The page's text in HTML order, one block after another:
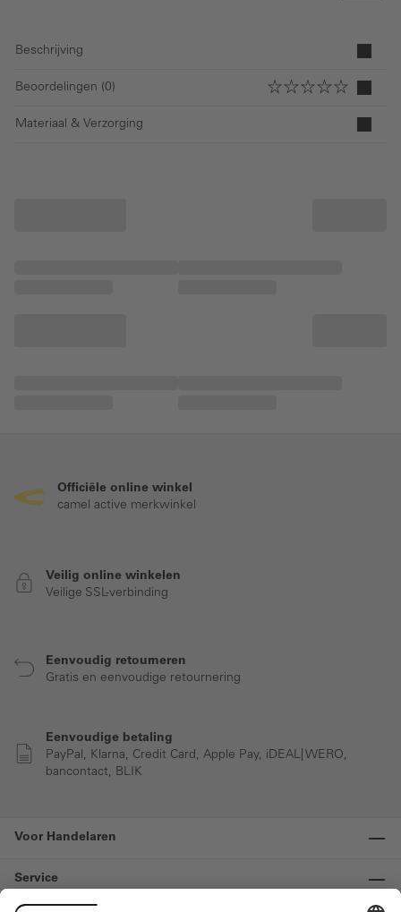
Beschrijving
Beoordelingen (0)
Materiaal & Verzorging
Officiële online winkel
camel active merkwinkel
Veilig online winkelen
Veilige SSL-verbinding
Eenvoudig retourneren
Gratis en eenvoudige retournering
Eenvoudige betaling
PayPal, Klarna, Credit Card, Apple Pay, iDEAL| WERO,
bancontact, BLIK
Voor Handelaren
Service